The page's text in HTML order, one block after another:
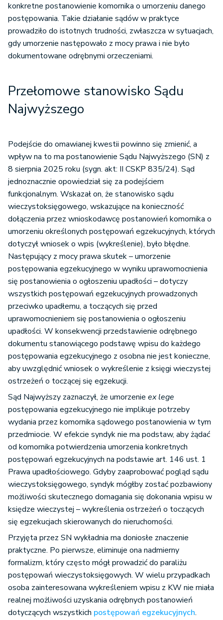
konkretne postanowienie komornika o umorzeniu danego
postępowania. Takie działanie sądów w praktyce
prowadziło do istotnych trudności, zwłaszcza w sytuacjach,
gdy umorzenie następowało z mocy prawa i nie było
dokumentowane odrębnymi orzeczeniami.
Przełomowe stanowisko Sądu
Najwyższego
Podejście do omawianej kwestii powinno się zmienić, a
wpływ na to ma postanowienie Sądu Najwyższego (SN) z
8 sierpnia 2025 roku (sygn. akt: II CSKP 835/24). Sąd
jednoznacznie opowiedział się za podejściem
funkcjonalnym. Wskazał on, że stanowisko sądu
wieczystoksięgowego, wskazujące na konieczność
dołączenia przez wnioskodawcę postanowień komornika o
umorzeniu określonych postępowań egzekucyjnych, których
dotyczył wniosek o wpis (wykreślenie), było błędne.
Następujący z mocy prawa skutek – umorzenie
postępowania egzekucyjnego w wyniku uprawomocnienia
się postanowienia o ogłoszeniu upadłości – dotyczy
wszystkich postępowań egzekucyjnych prowadzonych
przeciwko upadłemu, a toczących się przed
uprawomocnieniem się postanowienia o ogłoszeniu
upadłości. W konsekwencji przedstawienie odrębnego
dokumentu stanowiącego podstawę wpisu do każdego
postępowania egzekucyjnego z osobna nie jest konieczne,
aby uwzględnić wniosek o wykreślenie z księgi wieczystej
ostrzeżeń o toczącej się egzekucji.
Sąd Najwyższy zaznaczył, że umorzenie ex lege
postępowania egzekucyjnego nie implikuje potrzeby
wydania przez komornika sądowego postanowienia w tym
przedmiocie. W efekcie syndyk nie ma podstaw, aby żądać
od komornika potwierdzenia umorzenia konkretnych
postępowań egzekucyjnych na podstawie art. 146 ust. 1
Prawa upadłościowego. Gdyby zaaprobować pogląd sądu
wieczystoksięgowego, syndyk mógłby zostać pozbawiony
możliwości skutecznego domagania się dokonania wpisu w
księdze wieczystej – wykreślenia ostrzeżeń o toczących
się egzekucjach skierowanych do nieruchomości.
Przyjęta przez SN wykładnia ma doniosłe znaczenie
praktyczne. Po pierwsze, eliminuje ona nadmierny
formalizm, który często mógł prowadzić do paraliżu
postępowań wieczystoksięgowych. W wielu przypadkach
osoba zainteresowana wykreśleniem wpisu z KW nie miała
realnej możliwości uzyskania odrębnych postanowień
dotyczących wszystkich postępowań egzekucyjnych.